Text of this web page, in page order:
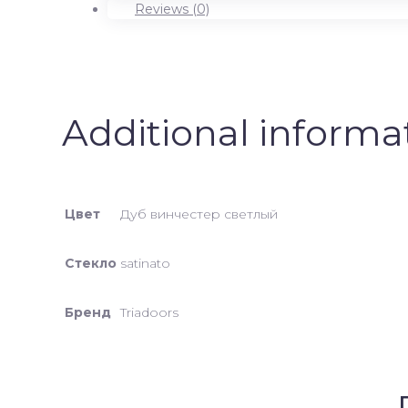
quantity Reviews (0)
Additional
Цвет Дуб винчестер светлый
Стекло satinato
Бренд Triadoors